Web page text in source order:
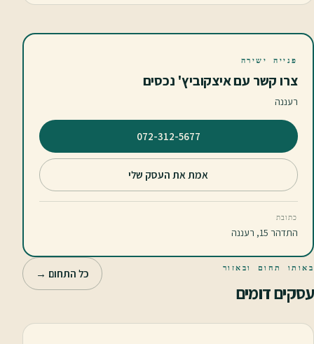
פנייה ישירה
צרו קשר עם איצקוביץ' נכסים
רעננה
⁦072-312-5677⁩
אמת את העסק שלי
כתובת
התדהר 15, רעננה
באותו תחום ובאזור
עסקים דומים
כל התחום →